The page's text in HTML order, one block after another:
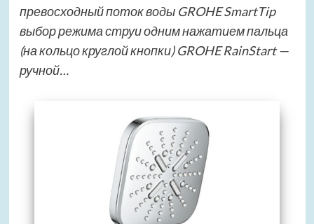
превосходный поток воды GROHE SmartTip
выбор режима струи одним нажатием пальца
(на кольцо круглой кнопки) GROHE RainStart —
ручной…